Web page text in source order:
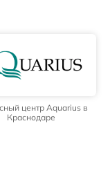
центр Aquarius в
Краснодаре